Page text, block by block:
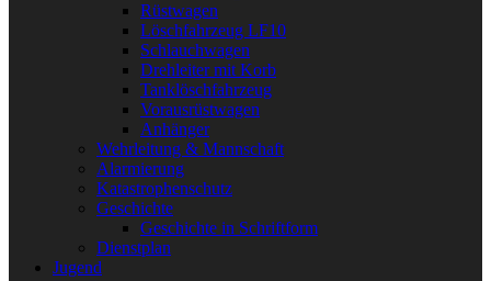
Rüstwagen
Löschfahrzeug LF10
Schlauchwagen
Drehleiter mit Korb
Tanklöschfahrzeug
Vorausrüstwagen
Anhänger
Wehrleitung & Mannschaft
Alarmierung
Katastrophenschutz
Geschichte
Geschichte in Schriftform
Dienstplan
Jugend